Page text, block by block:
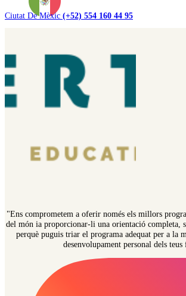
Ciutat De Mèxic (+52) 554 160 44 95
"Ens comprometem a oferir només els millors
del món ia proporcionar-li una orientació completa,
perquè puguis triar el programa adequat per a la
desenvolupament personal dels